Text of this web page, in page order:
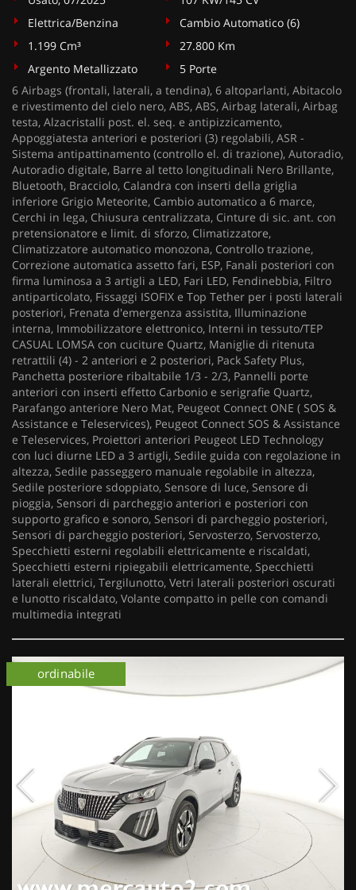
Elettrica/Benzina
Cambio Automatico (6)
1.199 Cm³
27.800 Km
Argento Metallizzato
5 Porte
6 Airbags (frontali, laterali, a tendina), 6 altoparlanti, Abitacolo
e rivestimento del cielo nero, ABS, ABS, Airbag laterali, Airbag
testa, Alzacristalli post. el. seq. e antipizzicamento,
Appoggiatesta anteriori e posteriori (3) regolabili, ASR -
Sistema antipattinamento (controllo el. di trazione), Autoradio,
Autoradio digitale, Barre al tetto longitudinali Nero Brillante,
Bluetooth, Bracciolo, Calandra con inserti della griglia
inferiore Grigio Meteorite, Cambio automatico a 6 marce,
Cerchi in lega, Chiusura centralizzata, Cinture di sic. ant. con
pretensionatore e limit. di sforzo, Climatizzatore,
Climatizzatore automatico monozona, Controllo trazione,
Correzione automatica assetto fari, ESP, Fanali posteriori con
firma luminosa a 3 artigli a LED, Fari LED, Fendinebbia, Filtro
antiparticolato, Fissaggi ISOFIX e Top Tether per i posti laterali
posteriori, Frenata d'emergenza assistita, Illuminazione
interna, Immobilizzatore elettronico, Interni in tessuto/TEP
CASUAL LOMSA con cuciture Quartz, Maniglie di ritenuta
retrattili (4) - 2 anteriori e 2 posteriori, Pack Safety Plus,
Panchetta posteriore ribaltabile 1/3 - 2/3, Pannelli porte
anteriori con inserti effetto Carbonio e serigrafie Quartz,
Parafango anteriore Nero Mat, Peugeot Connect ONE ( SOS &
Assistance e Teleservices), Peugeot Connect SOS & Assistance
e Teleservices, Proiettori anteriori Peugeot LED Technology
con luci diurne LED a 3 artigli, Sedile guida con regolazione in
altezza, Sedile passeggero manuale regolabile in altezza,
Sedile posteriore sdoppiato, Sensore di luce, Sensore di
pioggia, Sensori di parcheggio anteriori e posteriori con
supporto grafico e sonoro, Sensori di parcheggio posteriori,
Sensori di parcheggio posteriori, Servosterzo, Servosterzo,
Specchietti esterni regolabili elettricamente e riscaldati,
Specchietti esterni ripiegabili elettricamente, Specchietti
laterali elettrici, Tergilunotto, Vetri laterali posteriori oscurati
e lunotto riscaldato, Volante compatto in pelle con comandi
multimedia integrati
ordinabile